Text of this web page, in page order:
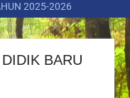
2025-2026
BARU